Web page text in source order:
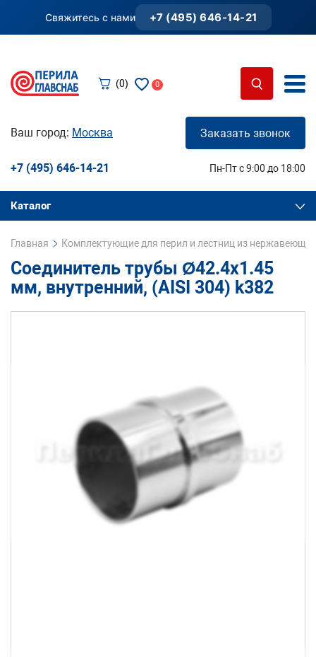
Свяжитесь с нами +7 (495) 646-14-21
(0) 0
Ваш город: Москва Заказать звонок
+7 (495) 646-14-21 Пн-Пт с 9:00 до 18:00
Каталог
Главная Комплектующие для перил и лестниц из
Соединитель трубы Ø42.4х1.45
мм, внутренний, (AISI 304) k382